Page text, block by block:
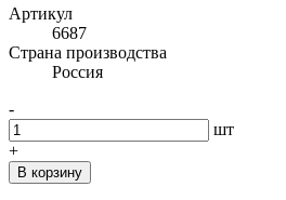
Артикул
6687
Cтрана производства
Россия
-
шт
+
В корзину